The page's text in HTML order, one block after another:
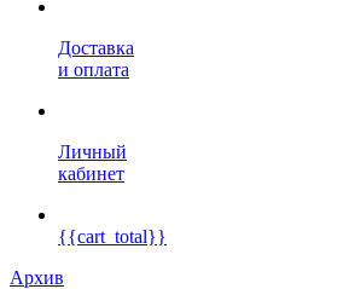
Доставка
и оплата
Личный
кабинет
{{cart_total}}
Архив